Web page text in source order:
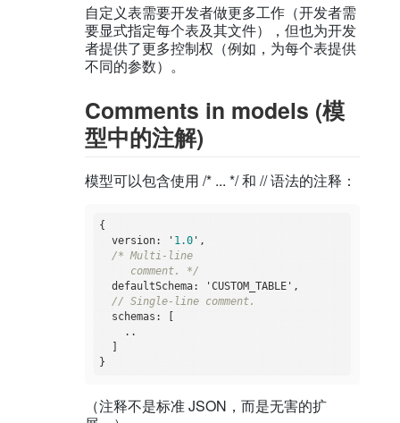
自定义表需要开发者做更多工作（开发者需
要显式指定每个表及其文件），但也为开发
者提供了更多控制权（例如，为每个表提供
不同的参数）。
Comments in models (模
型中的注解)
模型可以包含使用 /* ... */ 和 // 语法的注释：
{
  version: '
1.0',
/* Multi-line
     comment. */
  defaultSchema: 'CUSTOM_TABLE',
// Single-line comment.
  schemas: [
    ..
  ]
（注释不是标准 JSON，而是无害的扩